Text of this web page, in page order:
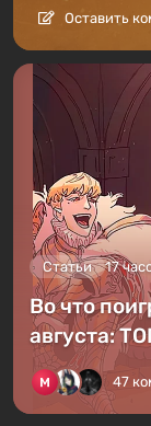
Оставить
Статьи 17
Во что
августа:
47